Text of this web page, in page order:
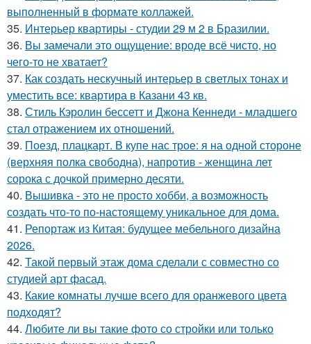
выполненный в формате коллажей.
35. Интерьер квартиры - студии 29 м 2 в Бразилии.
36. Вы замечали это ощущение: вроде всё чисто, но
чего-то не хватает?
37. Как создать нескучный интерьер в светлых тонах и
уместить все: квартира в Казани 43 кв.
38. Стиль Кэролин бессетт и Джона Кеннеди - младшего
стал отражением их отношений.
39. Поезд, плацкарт. В купе нас трое: я на одной стороне
(верхняя полка свободна), напротив - женщина лет
сорока с дочкой примерно десяти.
40. Вышивка - это не просто хобби, а возможность
создать что-то по-настоящему уникальное для дома.
41. Репортаж из Китая: будущее мебельного дизайна
2026.
42. Такой первый этаж дома сделали с совместно со
студией арт фасад.
43. Какие комнаты лучше всего для оранжевого цвета
подходят?
44. Любите ли вы такие фото со стройки или только